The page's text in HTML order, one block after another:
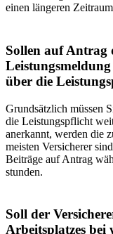
einen längeren
Sollen auf Antrag
über die
Grundsätzlich müssen
die Leistungspflicht
anerkannt, werden die
meisten Versicherer
Beiträge auf Antrag
stunden.
Soll der
Arbeitsplatzes bei